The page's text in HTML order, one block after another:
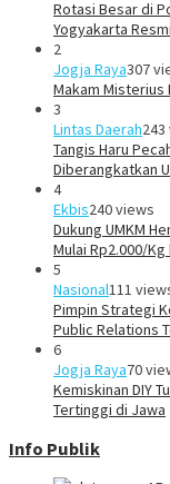
Rotasi Besar di
Yogyakarta
2
Jogja Raya307
Makam Misterius
3
Lintas Daerah
Tangis Haru
Diberangkatkan
4
Ekbis240 views
Dukung UMKM
Mulai Rp2.000/
5
Nasional111
Pimpin Strategi
Public Relations
6
Jogja Raya70
Kemiskinan DIY
Tertinggi di Jawa
Info Publik